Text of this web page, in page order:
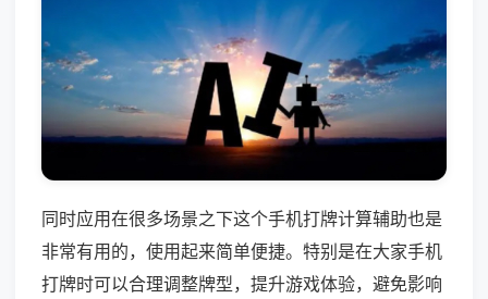
同时应用在很多场景之下这个手机打牌计算辅助也是
非常有用的，使用起来简单便捷。特别是在大家手机
打牌时可以合理调整牌型，提升游戏体验，避免影响